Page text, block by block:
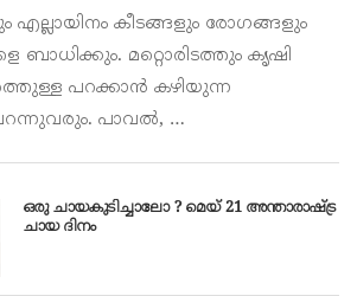
എല്ലായിനം കീടങ്ങളും രോഗങ്ങളും
ബാധിക്കും. മറ്റൊരിടത്തും കൃഷി
പറക്കാന്‍ കഴിയുന്ന
പാവല്‍, …
ഒരു ചായകുടിച്ചാലോ ? മെയ് 21 അന്താരാഷ്ട്ര
ചായ ദിനം